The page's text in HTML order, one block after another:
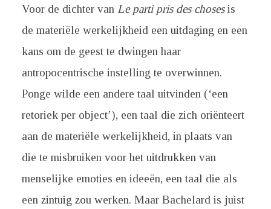
Voor de dichter van Le parti pris des chosesis
de materiële werkelijkheid een uitdaging en een
kans om de geest te dwingen haar
antropocentrische instelling te overwinnen.
Ponge wilde een andere taal uitvinden (‘een
retoriek per object’), een taal die zich oriënteert
aan de materiële werkelijkheid, in plaats van
die te misbruiken voor het uitdrukken van
menselijke emoties en ideeën, een taal die als
een zintuig zou werken. Maar Bachelard is juist